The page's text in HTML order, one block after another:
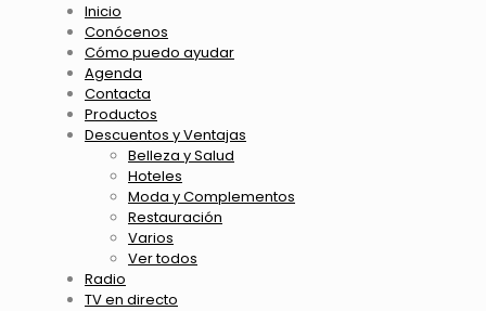
Inicio
Conócenos
Cómo puedo ayudar
Agenda
Contacta
Productos
Descuentos y Ventajas
Belleza y Salud
Hoteles
Moda y Complementos
Restauración
Varios
Ver todos
Radio
TV en directo